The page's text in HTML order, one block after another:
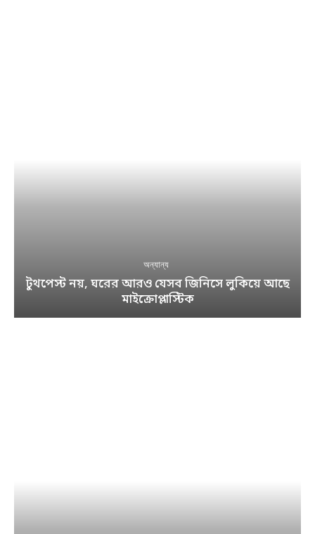
অন্যান্য
টুথপেস্ট নয়, ঘরের আরও যেসব জিনিসে লুকিয়ে আছে
মাইক্রোপ্লাস্টিক